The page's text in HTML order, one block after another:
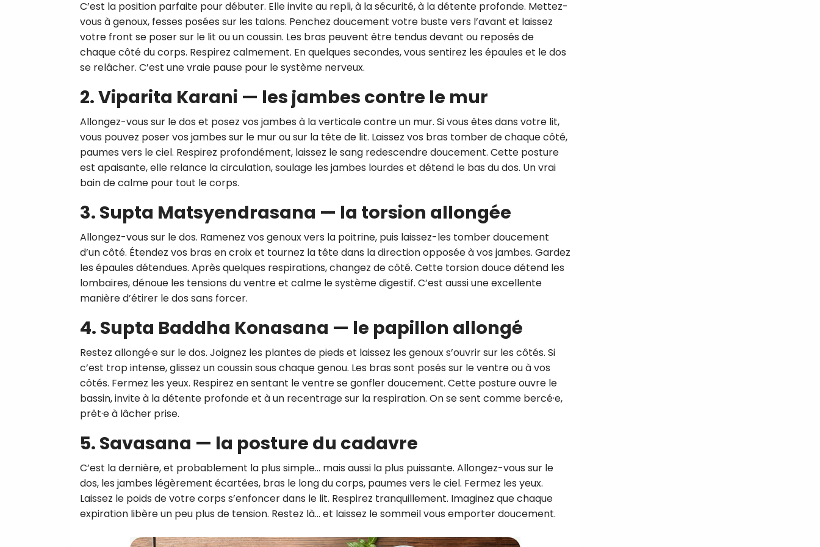
C’est la position parfaite pour débuter. Elle invite au repli, à la sécurité, à la détente profonde. Mettez-
vous à genoux, fesses posées sur les talons. Penchez doucement votre buste vers l’avant et laissez
votre front se poser sur le lit ou un coussin. Les bras peuvent être tendus devant ou reposés de
chaque côté du corps. Respirez calmement. En quelques secondes, vous sentirez les épaules et le dos
se relâcher. C’est une vraie pause pour le système nerveux.
2. Viparita Karani — les jambes contre le mur
Allongez-vous sur le dos et posez vos jambes à la verticale contre un mur. Si vous êtes dans votre lit,
vous pouvez poser vos jambes sur le mur ou sur la tête de lit. Laissez vos bras tomber de chaque côté,
paumes vers le ciel. Respirez profondément, laissez le sang redescendre doucement. Cette posture
est apaisante, elle relance la circulation, soulage les jambes lourdes et détend le bas du dos. Un vrai
bain de calme pour tout le corps.
3. Supta Matsyendrasana — la torsion allongée
Allongez-vous sur le dos. Ramenez vos genoux vers la poitrine, puis laissez-les tomber doucement
d’un côté. Étendez vos bras en croix et tournez la tête dans la direction opposée à vos jambes. Gardez
les épaules détendues. Après quelques respirations, changez de côté. Cette torsion douce détend les
lombaires, dénoue les tensions du ventre et calme le système digestif. C’est aussi une excellente
manière d’étirer le dos sans forcer.
4. Supta Baddha Konasana — le papillon allongé
Restez allongé·e sur le dos. Joignez les plantes de pieds et laissez les genoux s’ouvrir sur les côtés. Si
c’est trop intense, glissez un coussin sous chaque genou. Les bras sont posés sur le ventre ou à vos
côtés. Fermez les yeux. Respirez en sentant le ventre se gonfler doucement. Cette posture ouvre le
bassin, invite à la détente profonde et à un recentrage sur la respiration. On se sent comme bercé·e,
prêt·e à lâcher prise.
5. Savasana — la posture du cadavre
C’est la dernière, et probablement la plus simple… mais aussi la plus puissante. Allongez-vous sur le
dos, les jambes légèrement écartées, bras le long du corps, paumes vers le ciel. Fermez les yeux.
Laissez le poids de votre corps s’enfoncer dans le lit. Respirez tranquillement. Imaginez que chaque
expiration libère un peu plus de tension. Restez là… et laissez le sommeil vous emporter doucement.